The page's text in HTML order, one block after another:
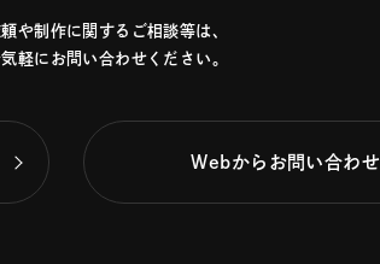
や制作に関するご相談等は、
軽にお問い合わせください。
Webからお問い合わせ